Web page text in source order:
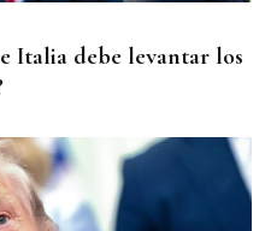
Italia debe levantar los